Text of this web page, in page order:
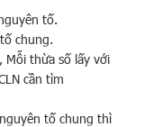
tố.
chung.
Mỗi thừa số lấy với
cần tìm
tố chung thì